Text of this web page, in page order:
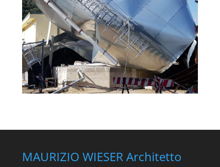
MAURIZIO WIESER Architetto